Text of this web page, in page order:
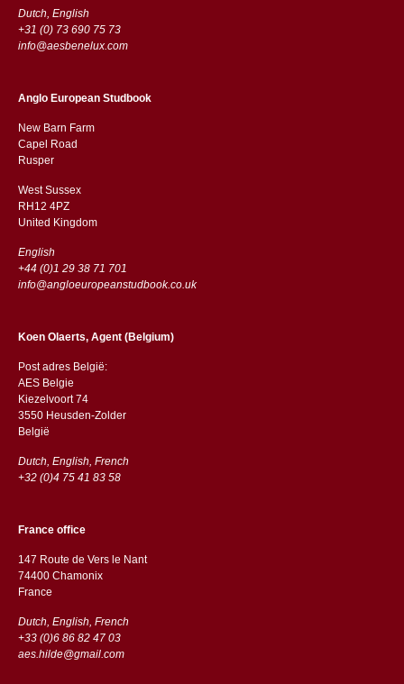
Dutch, English
+31 (0) 73 690 75 73
info@aesbenelux.com
Anglo European Studbook
New Barn Farm
Capel Road
​​Rusper
West Sussex
RH12 4PZ
​​United Kingdom
English
+44 (0)1 29 38 71 701
info@angloeuropeanstudbook.co.uk
Koen Olaerts, Agent (Belgium)
Post adres België:
AES Belgie
Kiezelvoort 74
3550 Heusden-Zolder
België
Dutch, English, French
+32 (0)4 75 41 83 58
France office
147 Route de Vers le Nant
74400 Chamonix
France
Dutch, English, French
+33 (0)6 86 82 47 03
aes.hilde@gmail.com